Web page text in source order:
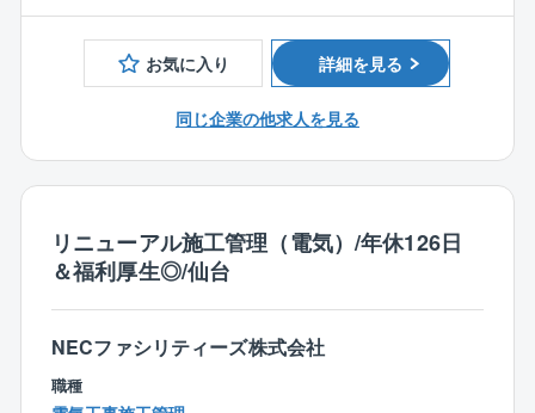
す。
同社には、現在70代でご活躍されている方もいます。
・案件が多種多様であり、オフィスビルや商業施設、
ホームセキュリティ等はもちろん、街のシンボルマー
クになるような案件に携わることも可能です！
・セキュリティ設備の担当となるため、既設物件であ
ことになります。
※50歳以降は契約社員採用となりますが、セコムという
会社の地盤の強固さから受注がなくなることはなく、
生涯年収を担保するための契約社員採用となります。
（正社員では、定年時に大幅な年収カットの可能性が
あるため）
【歓迎】
■上記資格を複数お持ちの方
■施工管理の現場代理人経験をお持ちの方
お気に入り 詳細を見る
同じ企業の他求人を見る
リニューアル施工管理（電気）/年休126日
＆福利厚生◎/仙台
NECファシリティーズ株式会社
職種